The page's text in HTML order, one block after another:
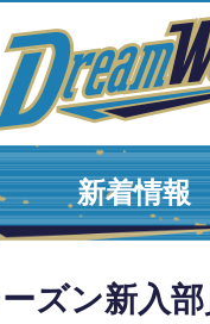
新着情報
ズン新入